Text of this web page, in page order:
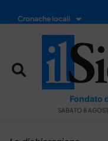
Cronache locali
Fondato
SABATO 8